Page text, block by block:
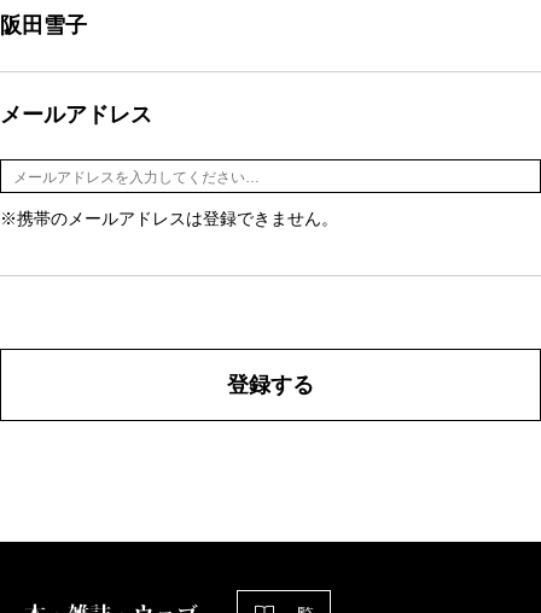
阪田雪子
メールアドレス
※携帯のメールアドレスは登録できません。
登録する